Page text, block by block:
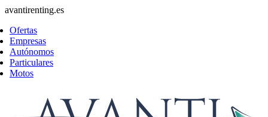
avantirenting.es
Ofertas
Empresas
Autónomos
Particulares
Motos